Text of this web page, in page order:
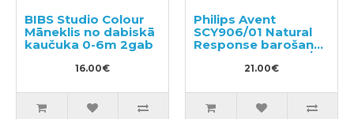
BIBS Studio Colour
Māneklis no dabiskā
kaučuka 0-6m 2gab
16.00€
Philips Avent
SCY906/01 Natural
Response barošanas
pudelīte + SCY965/02
silikona knupīši
21.00€